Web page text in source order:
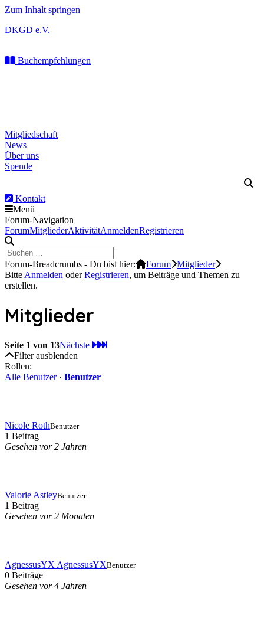
Zum Inhalt springen
DKGD e.V.
Buchempfehlungen
Mitgliedschaft
News
Über uns
Spende
Kontakt
Menü
Forum-Navigation
ForumMitgliederAktivitätAnmeldenRegistrieren
Forum-Breadcrumbs - Du bist hier: Forum Mitglieder
Bitte Anmelden oderRegistrieren, um Beiträge und Themen zu
erstellen.
Mitglieder
Seite 1 von 13Nächste
Filter ausblenden
Rollen:
Alle Benutzer· Benutzer
Nicole RothBenutzer
1 Beitrag
Gesehen vor 2 Jahren
Valorie AstleyBenutzer
1 Beitrag
Gesehen vor 2 Monaten
AgnessusYX AgnessusYXBenutzer
0 Beiträge
Gesehen vor 4 Jahren